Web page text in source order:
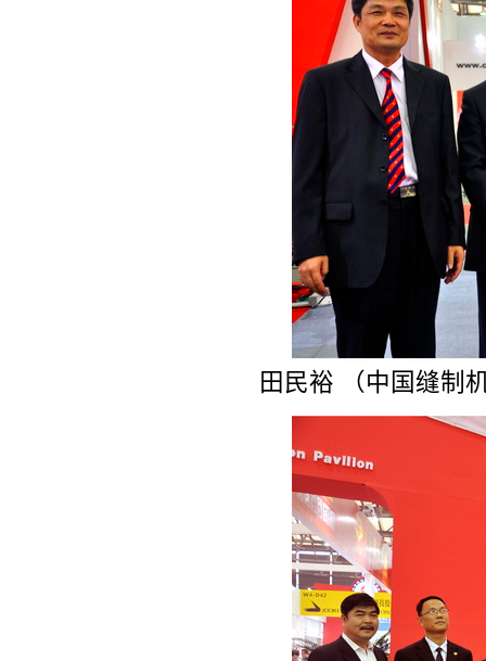
田民裕 （中国缝制